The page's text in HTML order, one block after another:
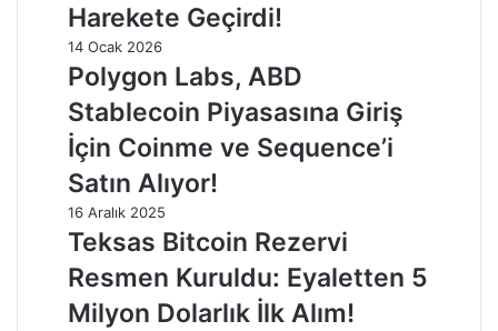
Harekete Geçirdi!
14 Ocak 2026
Polygon Labs, ABD
Stablecoin Piyasasına Giriş
İçin Coinme ve Sequence’i
Satın Alıyor!
16 Aralık 2025
Teksas Bitcoin Rezervi
Resmen Kuruldu: Eyaletten 5
Milyon Dolarlık İlk Alım!